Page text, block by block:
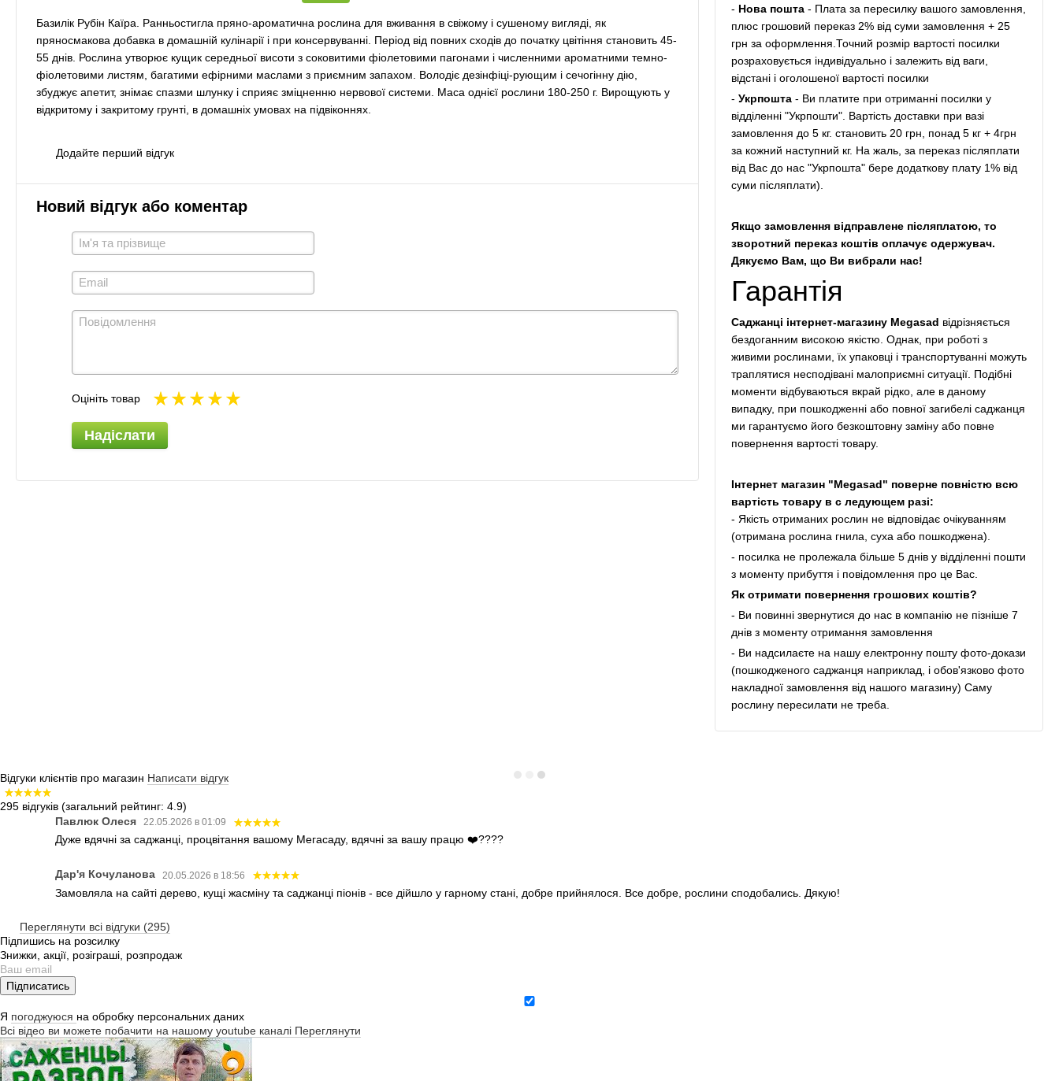
Базилік Рубін Каїра. Ранньостигла пряно-ароматична рослина для вживання в свіжому і сушеному вигляді, як
пряносмакова добавка в домашній кулінарії і при консервуванні. Період від повних сходів до початку цвітіння становить 45-
55 днів. Рослина утворює кущик середньої висоти з соковитими фіолетовими пагонами і численними ароматними темно-
фіолетовими листям, багатими ефірними маслами з приємним запахом. Володіє дезінфіці-рующим і сечогінну дію,
збуджує апетит, знімає спазми шлунку і сприяє зміцненню нервової системи. Маса однієї рослини 180-250 г. Вирощують у
відкритому і закритому грунті, в домашніх умовах на підвіконнях.
Додайте перший відгук
Новий відгук або коментар
Оцініть товар
Надіслати
- Нова пошта- Плата за пересилку вашого замовлення,
плюс грошовий переказ 2% від суми замовлення + 25
грн за оформлення.Точний розмір вартості посилки
розраховується індивідуально і залежить від ваги,
відстані і оголошеної вартості посилки
- Укрпошта- Ви платите при отриманні посилки у
відділенні "Укрпошти". Вартість доставки при вазі
замовлення до 5 кг. становить 20 грн, понад 5 кг + 4грн
за кожний наступний кг. На жаль, за переказ післяплати
від Вас до нас "Укрпошта" бере додаткову плату 1% від
суми післяплати).
Якщо замовлення відправлене післяплатою, то
зворотний переказ коштів оплачує одержувач.
Дякуємо Вам, що Ви вибрали нас!
Гарантія
Саджанці інтернет-магазину Megasad відрізняється
бездоганним високою якістю. Однак, при роботі з
живими рослинами, їх упаковці і транспортуванні можуть
траплятися несподівані малоприємні ситуації. Подібні
моменти відбуваються вкрай рідко, але в даному
випадку, при пошкодженні або повної загибелі саджанця
ми гарантуємо його безкоштовну заміну або повне
повернення вартості товару.
Інтернет магазин "Megasad" поверне повністю всю
вартість товару в с ледующем разі:
- Якість отриманих рослин не відповідає очікуванням
(отримана рослина гнила, суха або пошкоджена).
- посилка не пролежала більше 5 днів у відділенні пошти
з моменту прибуття і повідомлення про це Вас.
Як отримати повернення грошових коштів?
- Ви повинні звернутися до нас в компанію не пізніше 7
днів з моменту отримання замовлення
- Ви надсилаєте на нашу електронну пошту фото-докази
(пошкодженого саджанця наприклад, і обов'язково фото
накладної замовлення від нашого магазину) Саму
рослину пересилати не треба.
Відгуки клієнтів про магазин Написати відгук
295 відгуків (загальний рейтинг: 4.9)
Павлюк Олеся
22.05.2026 в 01:09
Дуже вдячні за саджанці, процвітання вашому Мегасаду, вдячні за вашу працю ❤️????
Дар'я Кочуланова 20.05.2026 в 18:56
Замовляла на сайті дерево, кущі жасміну та саджанці піонів - все дійшло у гарному стані, добре прийнялося. Все добре, рослини сподобались. Дякую!
Переглянути всі відгуки (295)
Підпишись на розсилку
Знижки, акції, розіграші, розпродаж
Підписатись
Я погоджуюся на обробку персональних даних
Всі відео ви можете побачити на нашому youtube каналі Переглянути